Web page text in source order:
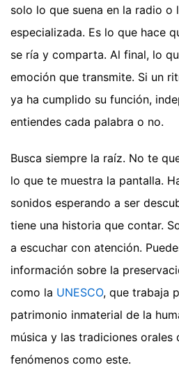
solo lo que suena en la radio
especializada. Es lo que hace
se ría y comparta. Al final, lo
emoción que transmite. Si un
ya ha cumplido su función,
entiendes cada palabra o no.
Busca siempre la raíz. No te
lo que te muestra la pantalla.
sonidos esperando a ser
tiene una historia que contar.
a escuchar con atención.
información sobre la
como la UNESCO, que trabaja
patrimonio inmaterial de la
música y las tradiciones orales
fenómenos como este.